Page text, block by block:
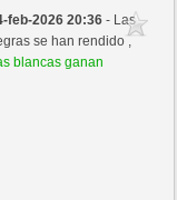
feb-2026 20:36- Las
se han rendido ,
blancas ganan